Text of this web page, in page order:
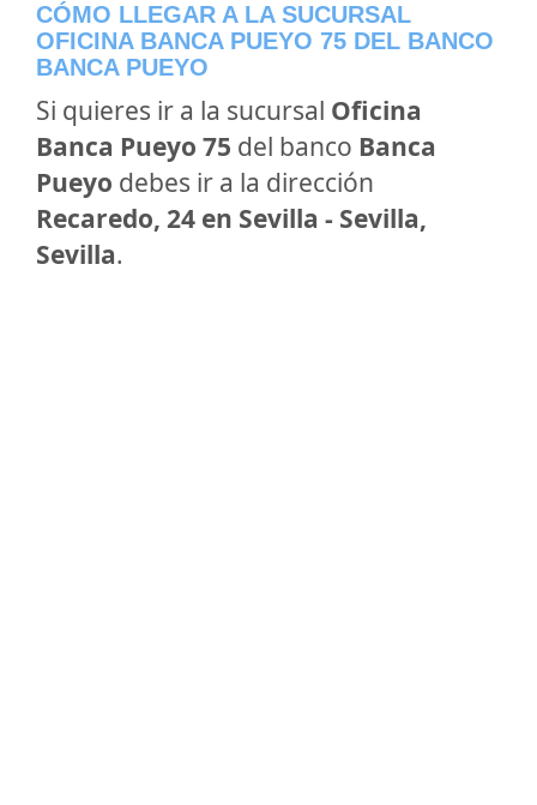
CÓMO LLEGAR A LA SUCURSAL
OFICINA BANCA PUEYO 75 DEL BANCO
BANCA PUEYO
Si quieres ir a la sucursal Oficina
Banca Pueyo 75 del banco Banca
Pueyo debes ir a la dirección
Recaredo, 24 en Sevilla - Sevilla,
Sevilla.